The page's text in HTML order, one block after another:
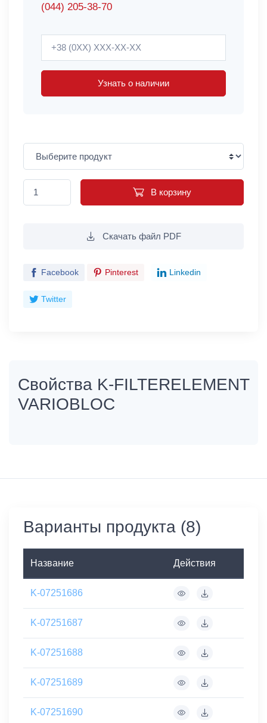
(044) 205-38-70
Узнать о наличии
В корзину
Скачать файл PDF
Facebook Pinterest Linkedin
Twitter
Свойства K-FILTERELEMENT
VARIOBLOC
Варианты продукта (8)
Название Действия
K-07251686
K-07251687
K-07251688
K-07251689
K-07251690